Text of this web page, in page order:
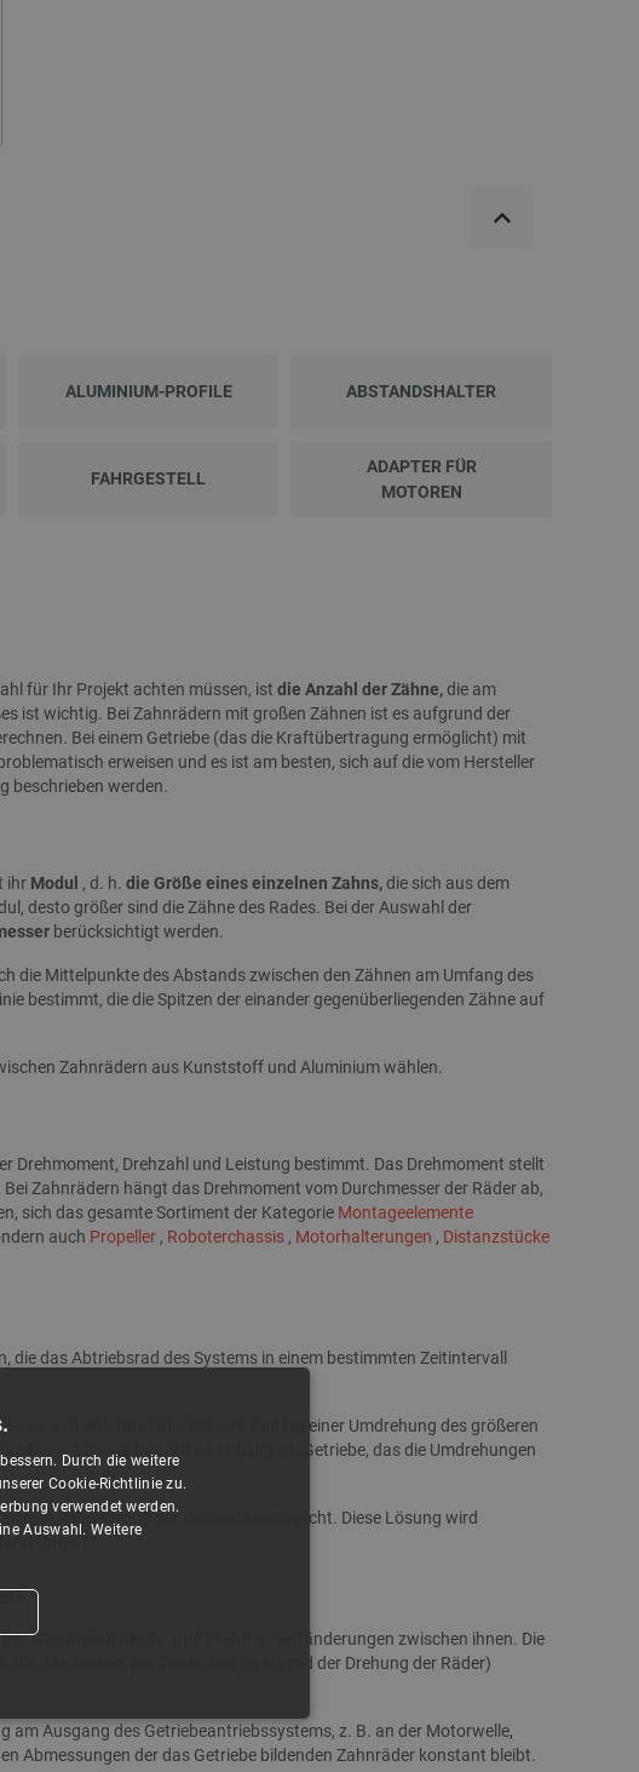
mm 1 kg –
Creality Soleyin Ultra PLA Filament 1,75 mm
1 kg - Schwarz
SO-ARM101 Pro
Servomotoren zum
- 30W -...
LED-Anzeige - WiFi -
ALUMINIUM-PROFILE ABSTANDSHALTER
FAHRGESTELL
ADAPTER FÜR
MOTOREN
für Ihr Projekt achten müssen, ist die Anzahl der Zähne,die am
ist wichtig. Bei Zahnrädern mit großen Zähnen ist es aufgrund der
Bei einem Getriebe (das die Kraftübertragung ermöglicht) mit
erweisen und es ist am besten, sich auf die vom Hersteller
beschrieben werden.
ihr Modul , d. h. die Größe eines einzelnen Zahns,die sich aus dem
desto größer sind die Zähne des Rades. Bei der Auswahl der
berücksichtigt werden.
die Mittelpunkte des Abstands zwischen den Zähnen am Umfang des
bestimmt, die die Spitzen der einander gegenüberliegenden Zähne auf
Zahnrädern aus Kunststoff und Aluminium wählen.
Drehmoment, Drehzahl und Leistung bestimmt. Das Drehmoment stellt
Zahnrädern hängt das Drehmoment vom Durchmesser der Räder ab,
sich das gesamte Sortiment der Kategorie Montageelemente
auch Propeller, Roboterchassis, Motorhalterungen , Distanzstücke
die das Abtriebsrad des Systems in einem bestimmten Zeitintervall
antreibt, führt das kleinere Rad bei einer Umdrehung des größeren
dieser Lösung handelt es sich um ein Getriebe, das die Umdrehungen
eine Reduzierung der Drehzahl ermöglicht. Diese Lösung wird
erfordert.
Geschwindigkeits- und Drehmomentänderungen zwischen ihnen. Die
die das System pro Zeiteinheit (während der Drehung der Räder)
Ausgang des Getriebeantriebssystems, z. B. an der Motorwelle,
Abmessungen der das Getriebe bildenden Zahnräder konstant bleibt.
Durch die weitere
Cookie-Richtlinie zu.
verwendet werden.
Auswahl.Weitere
FUNKTIONALITÄT